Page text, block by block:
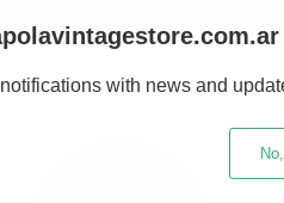
de confección, te
with news and